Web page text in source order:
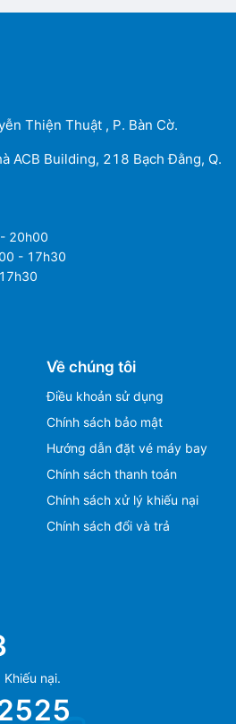
Thiện Thuật , P. Bàn Cờ.
ACB Building, 218 Bạch Đằng, Q.
20h00
- 17h30
Về chúng tôi
Điều khoản sử dụng
Chính sách bảo mật
Hướng dẫn đặt vé máy bay
Chính sách thanh toán
Chính sách xử lý khiếu nại
Chính sách đổi và trả
nại.
854 1213